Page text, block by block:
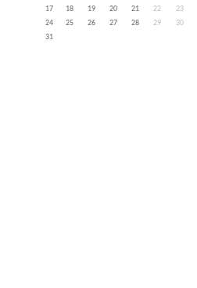
17
18 19 20 21 22
23
24
25 26 27 28 29
30
31